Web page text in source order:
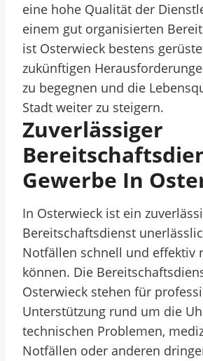
eine hohe Qualität der
einem gut organisierten
ist Osterwieck bestens
zukünftigen
zu begegnen und die
Stadt weiter zu steigern.
Zuverlässiger
Gewerbe In
In Osterwieck ist ein
Bereitschaftsdienst
Notfällen schnell und effektiv
können. Die
Osterwieck stehen für
Unterstützung rund um die
technischen Problemen,
Notfällen oder anderen